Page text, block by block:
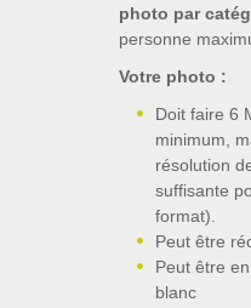
photo par
personne
Votre photo :
Doit faire 6
minimum,
résolution
suffisante
format).
Peut être
Peut être
blanc